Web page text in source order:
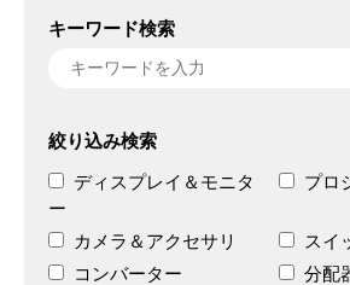
キーワード検索
絞り込み検索
ディスプレイ＆モニタ
ー
プロ
カメラ＆アクセサリ
スイ
コンバーター
分配